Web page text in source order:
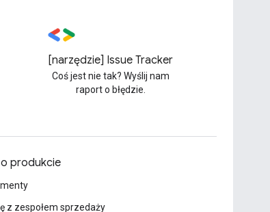
[narzędzie] Issue Tracker
Coś jest nie tak? Wyślij nam
raport o błędzie.
produkcie
z zespołem sprzedaży